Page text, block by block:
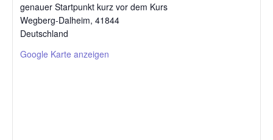
genauer Startpunkt kurz vor dem Kurs
Wegberg-Dalheim, 41844
Deutschland
Google Karte anzeigen